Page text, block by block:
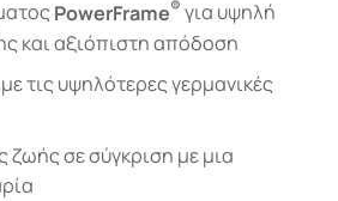
PowerFrame® για υψηλή
και αξιόπιστη απόδοση
τις υψηλότερες γερμανικές
ζωής σε σύγκριση με μια